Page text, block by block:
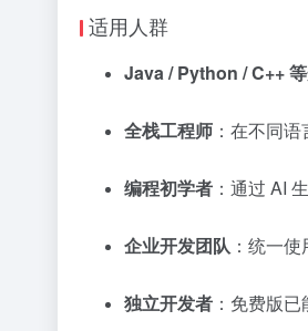
适用人群
Java / Python / C++
全栈工程师 ：在不同
编程初学者 ：通过 AI
企业开发团队 ：统一
独立开发者 ：免费版